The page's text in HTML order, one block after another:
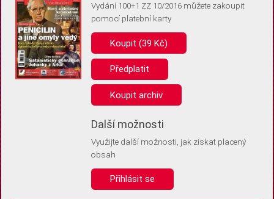
Pro základní fungování webu nepotřebujeme ukládat žádné informace
(tzv. cookies apod.). Rádi bychom vás ale požádali o souhlas s
uložením volitelných informací:
Anonymní unikátní ID
Díky němu příště poznáme, že se jedná o stejné zařízení, a
Identifikátor je zcela anonymní.
Vaše souhlasy a odmítnutí si ukládáme do vašeho zařízení, abychom se
vás už příště znovu neptali. Můžete je kdykoli později upravit ve Správě
Vydání 100+1 ZZ 10/2016 můžete zakoupit
pomocí platební karty
Koupit (39 Kč)
Předplatit
Koupit archiv
Další možnosti
Využijte další možnosti, jak získat placený
obsah
Přihlásit se